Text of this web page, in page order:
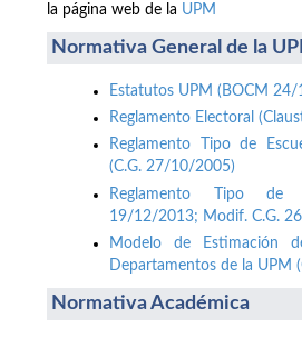
la página web de la UPM
Normativa General de la
Estatutos UPM (BOCM
Reglamento Electoral
Reglamento Tipo de
(C.G. 27/10/2005)
Reglamento Tipo de
19/12/2013; Modif. C.G.
Modelo de Estimación
Departamentos de la UPM
Normativa Académica